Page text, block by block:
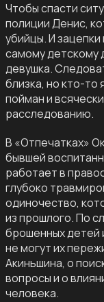
Чтобы спасти
полиции Денис,
убийцы. И
самому детскому
девушка.
близка, но кто-то
пойман и
расследованию.
В «Отпечатках»
бывшей
работает в
глубоко
одиночество,
из прошлого. По
брошенных детей
не могут их
Акиньшина, о
вопросы и о
человека.